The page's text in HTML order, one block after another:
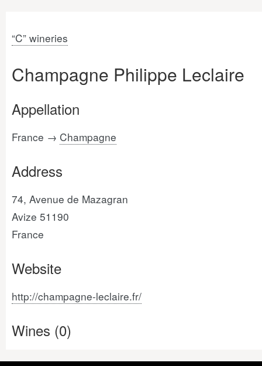
“C” wineries
Champagne Philippe Leclaire
Appellation
France → Champagne
Address
74, Avenue de Mazagran
Avize 51190
France
Website
http://champagne-leclaire.fr/
Wines (0)